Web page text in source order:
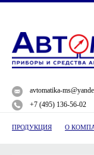
@ avtomatika-
* +7 (495) 136-56-02
ПРОДУКЦИЯ О